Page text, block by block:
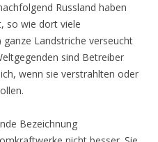
Russland haben
so wie dort viele
Landstriche verseucht
sind Betreiber
wenn sie verstrahlten oder
Bezeichnung